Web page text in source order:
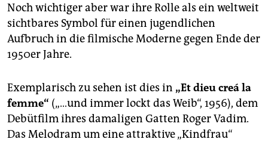
Noch wichtiger aber war ihre Rolle als ein weltweit
sichtbares Symbol für einen jugendlichen
Aufbruch in die filmische Moderne gegen Ende der
1950er Jahre.
Exemplarisch zu sehen ist dies in „Et dieu creá la
femme“ („…und immer lockt das Weib“, 1956), dem
Debütfilm ihres damaligen Gatten Roger Vadim.
Das Melodram um eine attraktive „Kindfrau“